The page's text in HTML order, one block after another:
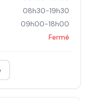
08h30-19h30
09h00-18h00
Fermé